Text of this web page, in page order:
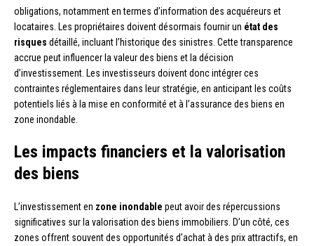
obligations, notamment en termes d’information des acquéreurs et
locataires. Les propriétaires doivent désormais fournir un état des
risques détaillé, incluant l’historique des sinistres. Cette transparence
accrue peut influencer la valeur des biens et la décision
d’investissement. Les investisseurs doivent donc intégrer ces
contraintes réglementaires dans leur stratégie, en anticipant les coûts
potentiels liés à la mise en conformité et à l’assurance des biens en
zone inondable.
Les impacts financiers et la valorisation
des biens
L’investissement en zone inondable peut avoir des répercussions
significatives sur la valorisation des biens immobiliers. D’un côté, ces
zones offrent souvent des opportunités d’achat à des prix attractifs, en